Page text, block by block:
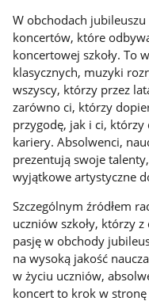
W obchodach
koncertów, które
koncertowej szkoły. To
klasycznych, muzyki
wszyscy, którzy przez
zarówno ci, którzy
przygodę, jak i ci, którzy
kariery. Absolwenci,
prezentują swoje
wyjątkowe artystyczne
Szczególnym źródłem
uczniów szkoły, którzy
pasję w obchody
na wysoką jakość
w życiu uczniów,
koncert to krok w